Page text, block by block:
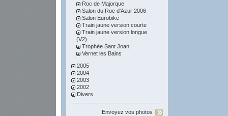
Roc de Majorque
Salon du Roc d'Azur 2006
Salon Eurobike
Train jaune version courte
Train jaune version longue
(V2)
Trophée Sant Joan
Vernet les Bains
2005
2004
2003
2002
Divers
Envoyez vos photos